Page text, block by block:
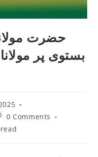
حضرت
بستوى پر
0 Comments